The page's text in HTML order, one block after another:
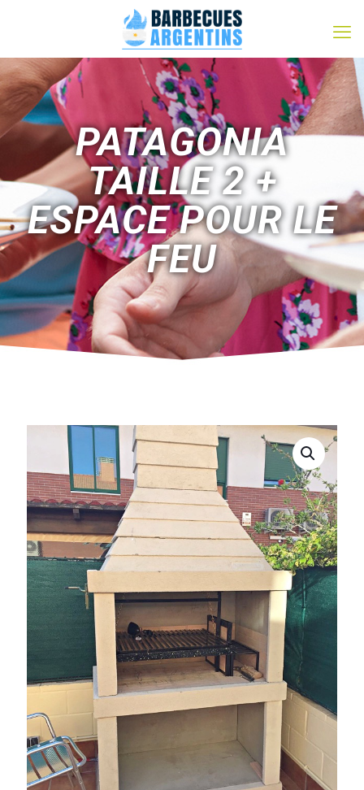
PATAGONIA
TAILLE 2 +
ESPACE POUR LE
FEU